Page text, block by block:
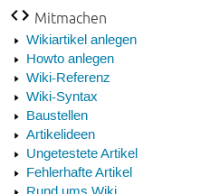
Mitmachen
Wikiartikel anlegen
Howto anlegen
Wiki-Referenz
Wiki-Syntax
Baustellen
Artikelideen
Ungetestete Artikel
Fehlerhafte Artikel